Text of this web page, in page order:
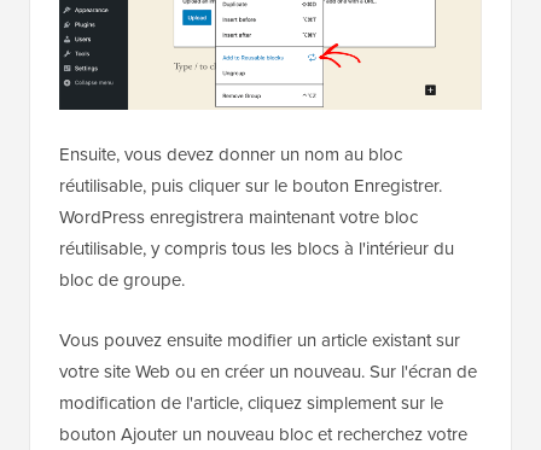
Ensuite, vous devez donner un nom au bloc
réutilisable, puis cliquer sur le bouton Enregistrer.
WordPress enregistrera maintenant votre bloc
réutilisable, y compris tous les blocs à l'intérieur du
bloc de groupe.
Vous pouvez ensuite modifier un article existant sur
votre site Web ou en créer un nouveau. Sur l'écran de
modification de l'article, cliquez simplement sur le
bouton Ajouter un nouveau bloc et recherchez votre